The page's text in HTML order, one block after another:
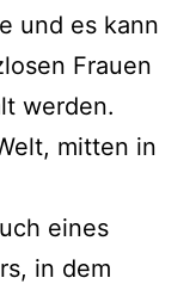
und es kann
Frauen
werden.
mitten in
eines
in dem